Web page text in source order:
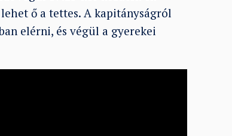
ő a tettes. A kapitányságról
elérni, és végül a gyerekei